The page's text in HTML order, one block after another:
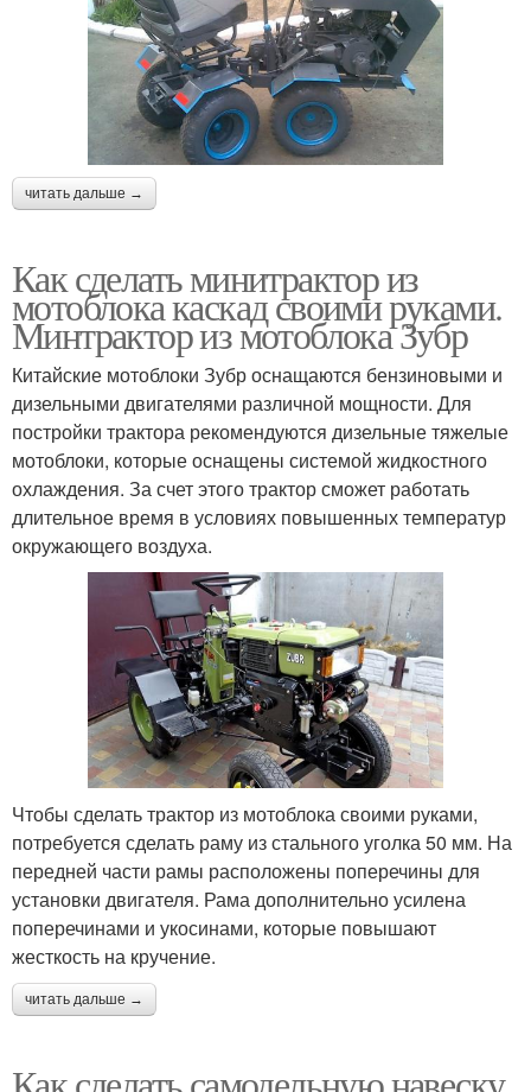
читать дальше →
Как сделать минитрактор из
мотоблока каскад своими руками.
Минтрактор из мотоблока Зубр
Китайские мотоблоки Зубр оснащаются бензиновыми и
дизельными двигателями различной мощности. Для
постройки трактора рекомендуются дизельные тяжелые
мотоблоки, которые оснащены системой жидкостного
охлаждения. За счет этого трактор сможет работать
длительное время в условиях повышенных температур
окружающего воздуха.
Чтобы сделать трактор из мотоблока своими руками,
потребуется сделать раму из стального уголка 50 мм. На
передней части рамы расположены поперечины для
установки двигателя. Рама дополнительно усилена
поперечинами и укосинами, которые повышают
жесткость на кручение.
читать дальше →